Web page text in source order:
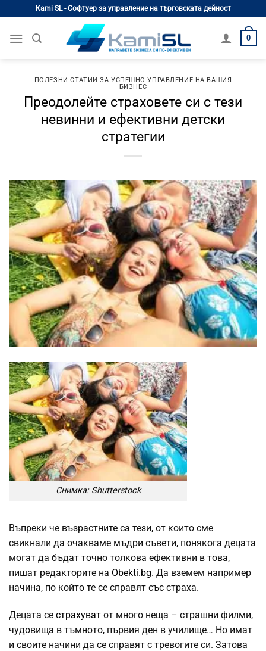
content
Kami SL - Софтуер за управление на търговската дейност
0
ПОЛЕЗНИ СТАТИИ ЗА УСПЕШНО УПРАВЛЕНИЕ НА ВАШИЯ
БИЗНЕС
Преодолейте страховете си с тези
невинни и ефективни детски
стратегии
Снимка: Shutterstock
Въпреки че възрастните са тези, от които сме
свикнали да очакваме мъдри съвети, понякога децата
могат да бъдат точно толкова ефективни в това,
пишат редакторите на Obekti.bg. Да вземем например
начина, по който те се справят със страха.
Децата се страхуват от много неща – страшни филми,
чудовища в тъмното, първия ден в училище… Но имат
и своите начини да се справят с тревогите си. Затова